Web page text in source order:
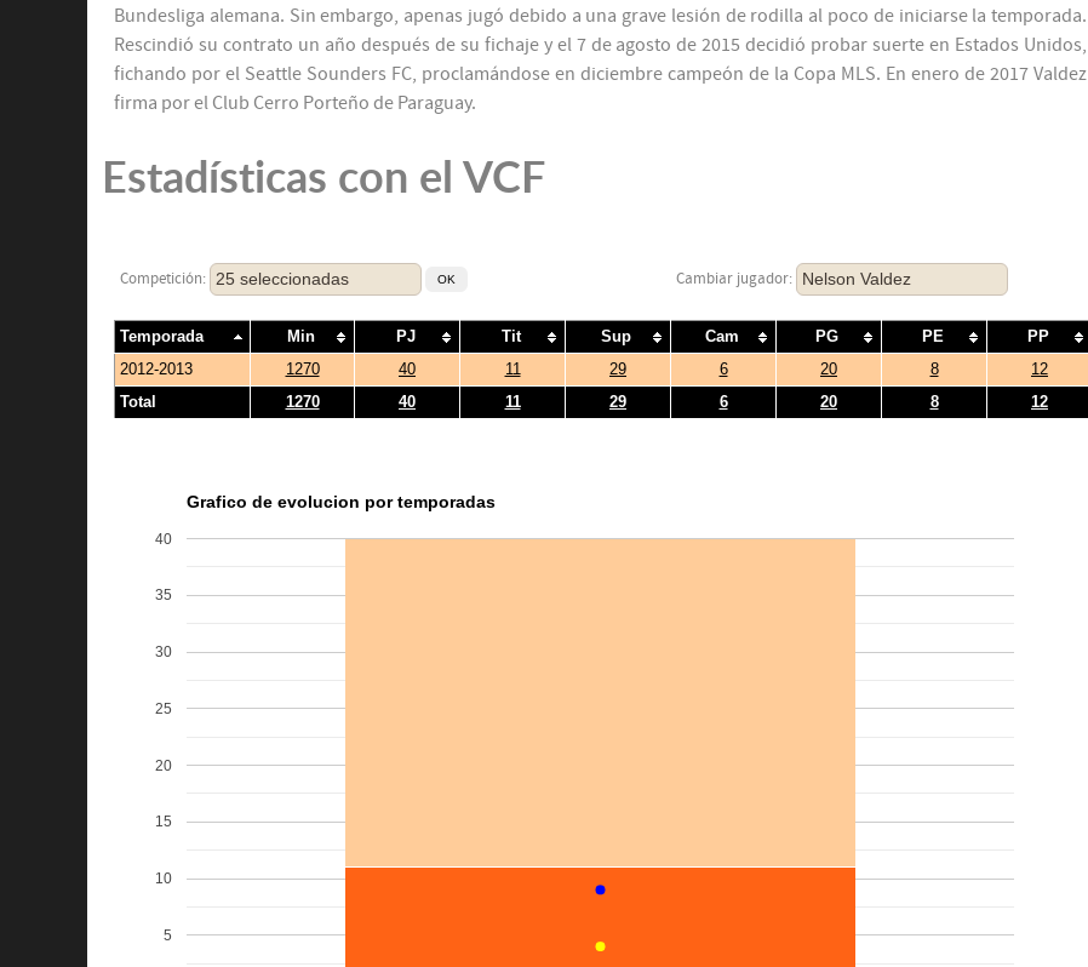
Bundesliga alemana. Sin embargo, apenas jugó debido a una grave lesión de rodilla al poco de iniciarse la temporada.
Rescindió su contrato un año después de su fichaje y el 7 de agosto de 2015 decidió probar suerte en Estados Unidos,
fichando por el Seattle Sounders FC, proclamándose en diciembre campeón de la Copa MLS. En enero de 2017 Valdez
firma por el Club Cerro Porteño de Paraguay.
Estadísticas con el VCF
Competición: 25 seleccionadas Cambiar jugador: Nelson Valdez
Temporada Min PJ Tit Sup Cam PG PE
PP
2012-2013
1270 40 11 29 6 20 8 12
Total
1270 40 11 29 6 20 8 12
Grafico de evolucion por temporadas
5
10
15
20
25
30
35
40